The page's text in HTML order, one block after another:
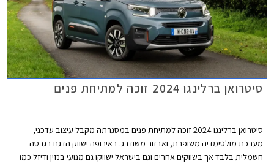
סיטרואן ברלינגו 2024 זוכה למתיחת פנים
סיטרואן ברלינגו 2024 זוכה למתיחת פנים במסגרתה מקבל עיצוב עדכני,
מערכת מולטימדיה משופרת, ואבזור משודרג. באירופה ישווק הדגם בגרסה
חשמלית בלבד אך בשווקים אחרים וגם בישראל ישווקו גם מנועי בנזין ודיזל כמו